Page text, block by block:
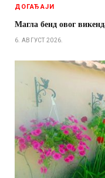
ДОГАЂАЈИ
Магла бенд овог
6. АВГУСТ 2026.